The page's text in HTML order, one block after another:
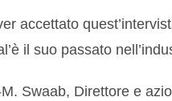
accettato
il suo passato
Swaab, Direttore e